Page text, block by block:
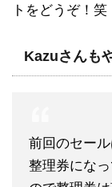
トをどうぞ！笑
Kazuさんも
前回のセー
整理券にな